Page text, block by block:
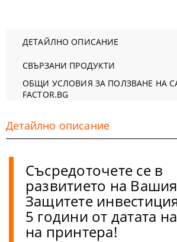
ДЕТАЙЛНО ОПИСАНИЕ
СВЪРЗАНИ ПРОДУКТИ
ОБЩИ УСЛОВИЯ ЗА ПОЛЗВАНЕ НА
FACTOR.BG
Детайлно описание
Съсредоточете се в
развитието на
Защитете
5 години от датата
на принтера!